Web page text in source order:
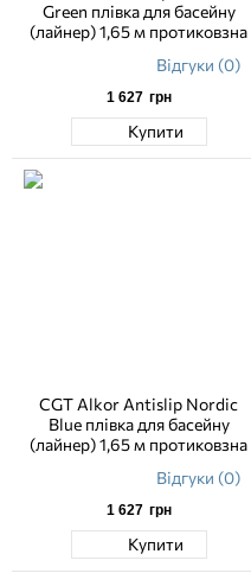
Green плівка для басейну
(лайнер) 1,65 м протиковзна
Відгуки (0)
1 627 грн
Купити
CGT Alkor Antislip Nordic
Blue плівка для басейну
(лайнер) 1,65 м протиковзна
Відгуки (0)
1 627 грн
Купити